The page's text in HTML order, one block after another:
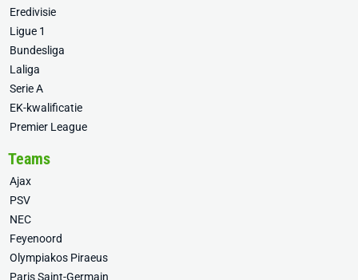
Eredivisie
Ligue 1
Bundesliga
Laliga
Serie A
EK-kwalificatie
Premier League
Teams
Ajax
PSV
NEC
Feyenoord
Olympiakos Piraeus
Paris Saint-Germain